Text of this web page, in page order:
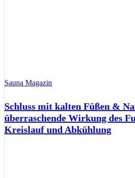
Sauna Magazin
Schluss mit kalten Füßen &
überraschende Wirkung des
Kreislauf und Abkühlung